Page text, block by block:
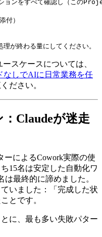
ョンをすべて確認し（この
付）
スケースについては、
なしでAIに日常業務を任
ださい。
Claudeが迷走
ーによるCowork実際の使
15名は安定した自動化ワ
最終的に諦めました。
いました：「完成した状
とです。
に、最も多い失敗パター